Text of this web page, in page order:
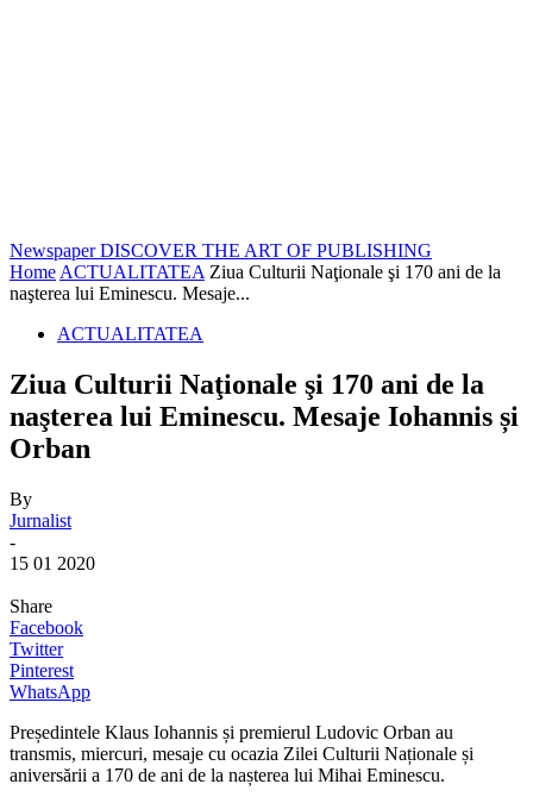
Newspaper DISCOVER THE ART OF PUBLISHING
Home ACTUALITATEA Ziua Culturii Naţionale şi 170 ani de la
naşterea lui Eminescu. Mesaje...
ACTUALITATEA
Ziua Culturii Naţionale şi 170 ani de la
naşterea lui Eminescu. Mesaje Iohannis și
Orban
By
Jurnalist
-
15 01 2020
Share
Facebook
Twitter
Pinterest
WhatsApp
Președintele Klaus Iohannis și premierul Ludovic Orban au
transmis, miercuri, mesaje cu ocazia Zilei Culturii Naționale și
aniversării a 170 de ani de la nașterea lui Mihai Eminescu.